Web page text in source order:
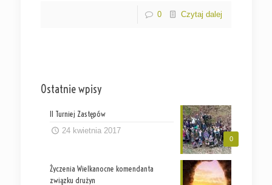
0 Czytaj dalej
Ostatnie wpisy
0
II Turniej Zastępów
24 kwietnia 2017
Życzenia Wielkanocne komendanta
związku drużyn